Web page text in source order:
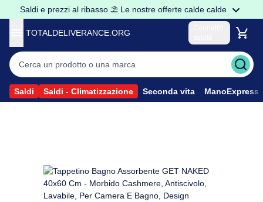
Saldi e prezzi al ribasso ⛱️ Le nostre offerte calde calde
TOTALDELIVERANCE.ORG
Accedere al mio account
Sono un Professionista
Accedere ai prezzi Pro
Saldi Saldi - Climatizzazione Seconda vita ManoExpress